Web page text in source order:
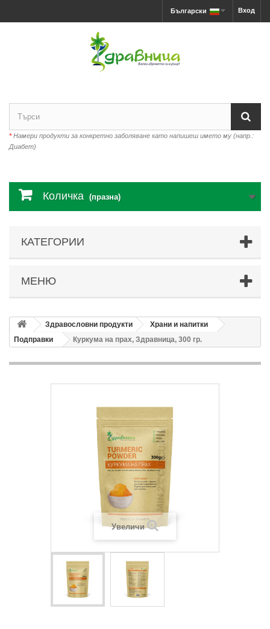
Вход
Български
*Намери продукти за конкретно заболяване като напишеш името му (напр.:
Диабет)
Количка (празна)
КАТЕГОРИИ
МЕНЮ
Здравословни продукти
Храни и напитки
Подправки
Куркума на прах, Здравница, 300 гр.
Увеличи